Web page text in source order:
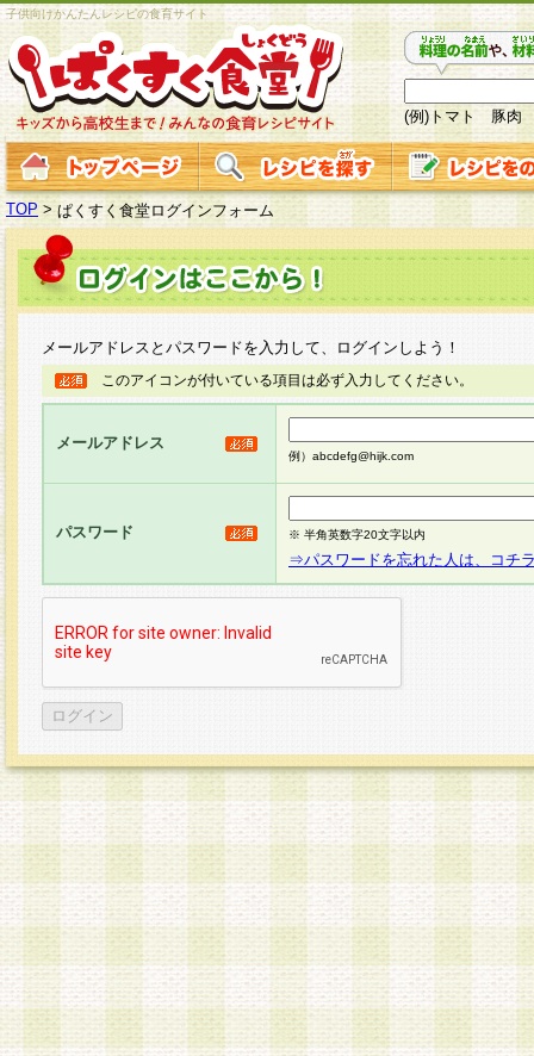
子供向けかんたんレシピの食育サイト
(例)トマト 豚肉
TOP > ぱくすく食堂ログインフォーム
メールアドレスとパスワードを入力して、ログインしよう！
このアイコンが付いている項目は必ず入力してください。
メールアドレス
例）abcdefg@hijk.com
パスワード ※ 半角英数字20文字以内
⇒パスワードを忘れた人は、コチ